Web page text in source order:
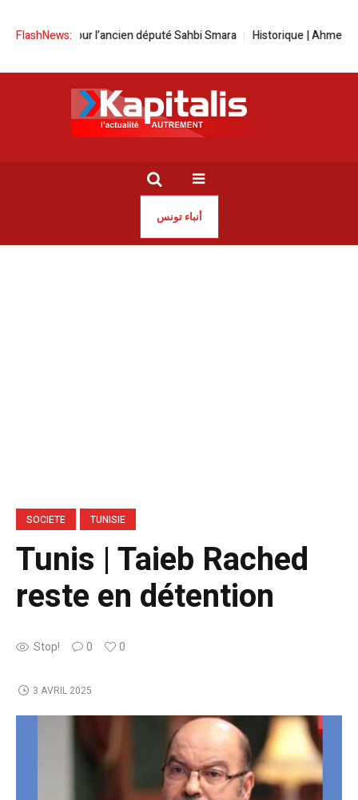
FlashNews:
peine pour l’ancien député Sahbi Smara Historique | Ahmed
أنباء تونس
SOCIETE TUNISIE
Tunis | Taieb Rached
reste en détention
Stop! 0 0
3 AVRIL 2025